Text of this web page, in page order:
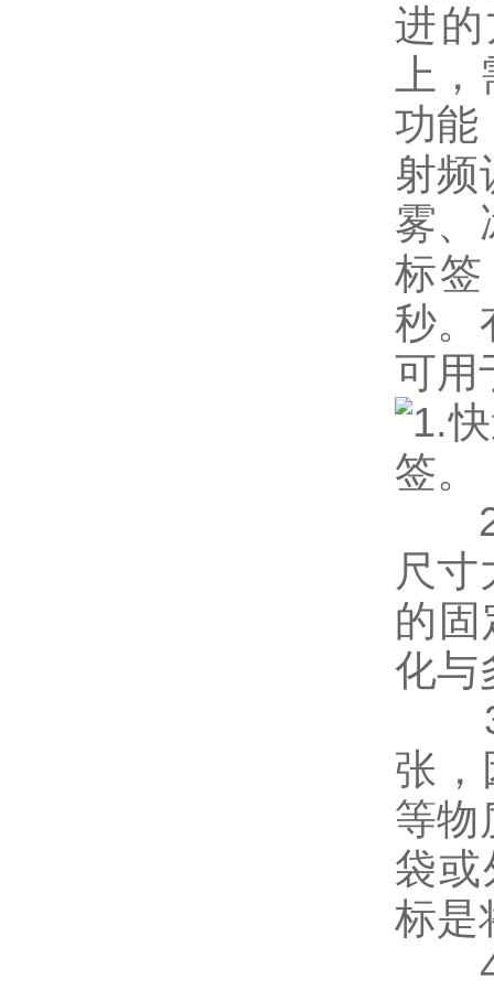
进
上
功能
射频
雾、
标
秒。
可用
1.
签。
2.
尺
的
化与
张，
等物
袋或
标是
4.